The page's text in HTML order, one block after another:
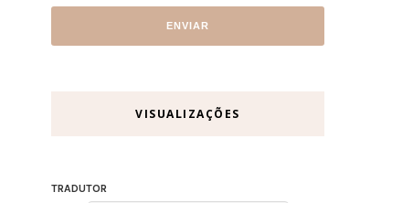
VISUALIZAÇÕES
TRADUTOR